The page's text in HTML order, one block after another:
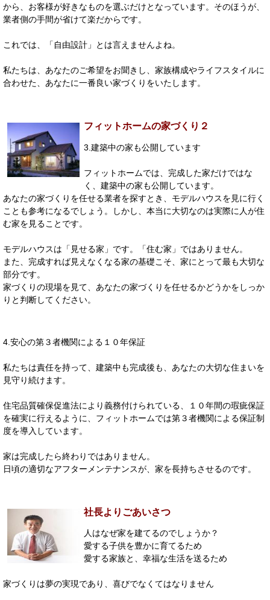
から、お客様が好きなものを選ぶだけとなっています。そのほうが、
業者側の手間が省けて楽だからです。
これでは、「自由設計」とは言えませんよね。
私たちは、あなたのご希望をお聞きし、家族構成やライフスタイルに
合わせた、あなたに一番良い家づくりをいたします。
フィットホームの家づくり２
3.建築中の家も公開しています
フィットホームでは、完成した家だけではな
く、建築中の家も公開しています。
あなたの家づくりを任せる業者を探すとき、モデルハウスを見に行く
ことも参考になるでしょう。しかし、本当に大切なのは実際に人が住
む家を見ることです。
モデルハウスは「見せる家」です。「住む家」ではありません。
また、完成すれば見えなくなる家の基礎こそ、家にとって最も大切な
部分です。
家づくりの現場を見て、あなたの家づくりを任せるかどうかをしっか
りと判断してください。
4.安心の第３者機関による１０年保証
私たちは責任を持って、建築中も完成後も、あなたの大切な住まいを
見守り続けます。
住宅品質確保促進法により義務付けられている、１０年間の瑕疵保証
を確実に行えるように、フィットホームでは第３者機関による保証制
度を導入しています。
家は完成したら終わりではありません。
日頃の適切なアフターメンテナンスが、家を長持ちさせるのです。
社長よりごあいさつ
人はなぜ家を建てるのでしょうか？
愛する子供を豊かに育てるため
愛する家族と、幸福な生活を送るため
家づくりは夢の実現であり、喜びでなくてはなりません